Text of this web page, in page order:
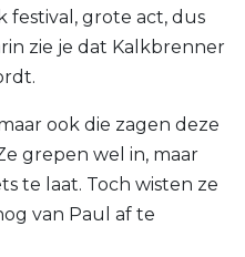
grote act, dus
zie je dat Kalkbrenner
ook die zagen deze
grepen wel in, maar
te laat. Toch wisten ze
van Paul af te